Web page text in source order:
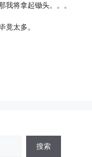
我将拿起锄头。。。
竟太多。
搜索